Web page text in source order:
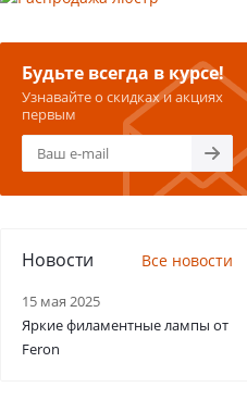
Будьте всегда в курсе!
Узнавайте о скидках и акциях
первым
Новости Все новости
15 мая 2025
Яркие филаментные лампы от
Feron